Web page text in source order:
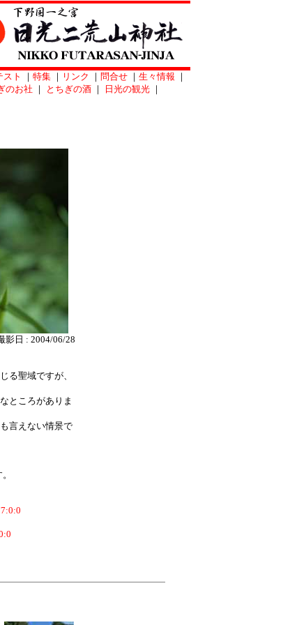
スト ｜ 特集 ｜ リンク ｜ 問合せ ｜ 生々情報 ｜
のお社 ｜ とちぎの酒 ｜ 日光の観光 ｜
影日 : 2004/06/28
る聖域ですが、
ところがありま
言えない情景で